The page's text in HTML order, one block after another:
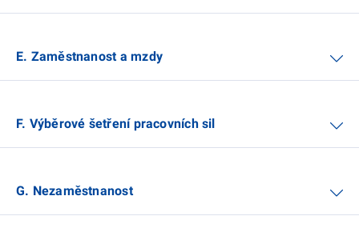
E. Zaměstnanost a mzdy
F. Výběrové šetření pracovních sil
G. Nezaměstnanost